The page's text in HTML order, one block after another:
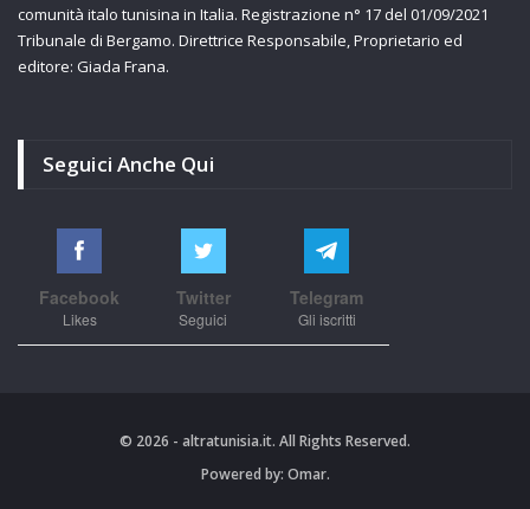
comunità italo tunisina in Italia. Registrazione n° 17 del 01/09/2021
Tribunale di Bergamo. Direttrice Responsabile, Proprietario ed
editore: Giada Frana.
Seguici Anche Qui
Facebook
Likes
Twitter
Seguici
Telegram
Gli iscritti
© 2026 - altratunisia.it. All Rights Reserved.
Powered by: Omar.